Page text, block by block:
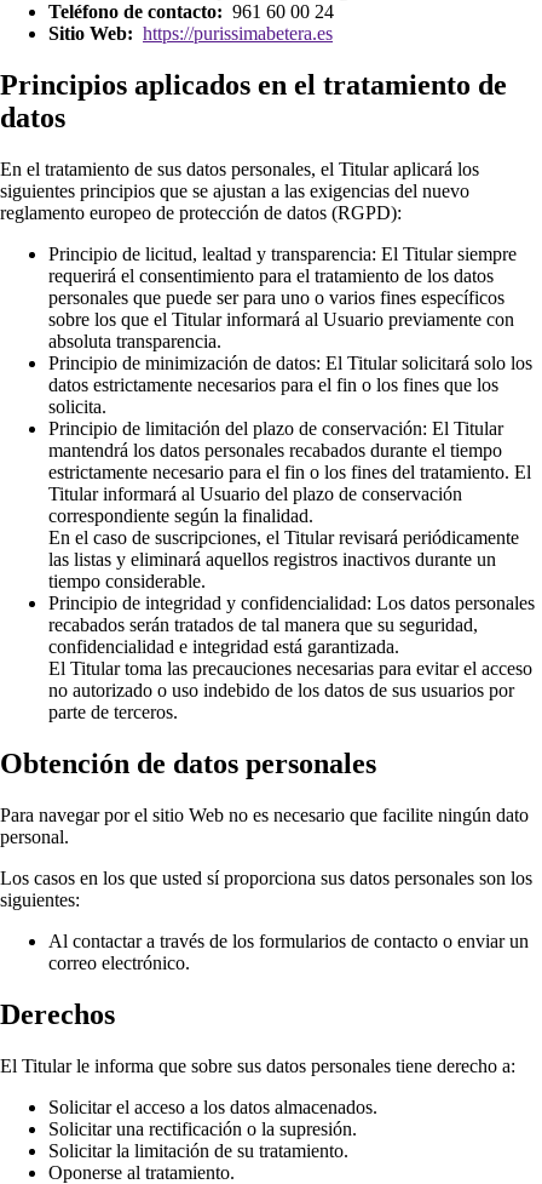
Teléfono de contacto: 961 60 00 24
Sitio Web: https://purissimabetera.es
Principios aplicados en el tratamiento de
datos
En el tratamiento de sus datos personales, el Titular aplicará los
siguientes principios que se ajustan a las exigencias del nuevo
reglamento europeo de protección de datos (RGPD):
Principio de licitud, lealtad y transparencia: El Titular siempre
requerirá el consentimiento para el tratamiento de los datos
personales que puede ser para uno o varios fines específicos
sobre los que el Titular informará al Usuario previamente con
absoluta transparencia.
Principio de minimización de datos: El Titular solicitará solo los
datos estrictamente necesarios para el fin o los fines que los
solicita.
Principio de limitación del plazo de conservación: El Titular
mantendrá los datos personales recabados durante el tiempo
estrictamente necesario para el fin o los fines del tratamiento. El
Titular informará al Usuario del plazo de conservación
correspondiente según la finalidad.
En el caso de suscripciones, el Titular revisará periódicamente
las listas y eliminará aquellos registros inactivos durante un
tiempo considerable.
Principio de integridad y confidencialidad: Los datos personales
recabados serán tratados de tal manera que su seguridad,
confidencialidad e integridad está garantizada.
El Titular toma las precauciones necesarias para evitar el acceso
no autorizado o uso indebido de los datos de sus usuarios por
parte de terceros.
Obtención de datos personales
Para navegar por el sitio Web no es necesario que facilite ningún dato
personal.
Los casos en los que usted sí proporciona sus datos personales son los
siguientes:
Al contactar a través de los formularios de contacto o enviar un
correo electrónico.
Derechos
El Titular le informa que sobre sus datos personales tiene derecho a:
Solicitar el acceso a los datos almacenados.
Solicitar una rectificación o la supresión.
Solicitar la limitación de su tratamiento.
Oponerse al tratamiento.